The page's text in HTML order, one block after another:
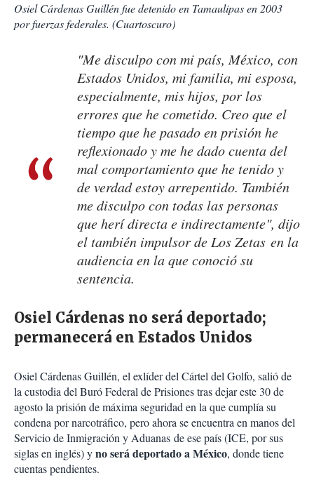
Osiel Cárdenas Guillén fue detenido en Tamaulipas en 2003
por fuerzas federales. (Cuartoscuro)
"Me disculpo con mi país, México, con
Estados Unidos, mi familia, mi esposa,
especialmente, mis hijos, por los
errores que he cometido. Creo que el
tiempo que he pasado en prisión he
reflexionado y me he dado cuenta del
mal comportamiento que he tenido y
de verdad estoy arrepentido. También
me disculpo con todas las personas
que herí directa e indirectamente", dijo
el también impulsor de Los Zetas en la
audiencia en la que conoció su
sentencia.
Osiel Cárdenas no será deportado;
permanecerá en Estados Unidos
Osiel Cárdenas Guillén, el exlíder del Cártel del Golfo, salió de
la custodia del Buró Federal de Prisiones tras dejar este 30 de
agosto la prisión de máxima seguridad en la que cumplía su
condena por narcotráfico, pero ahora se encuentra en manos del
Servicio de Inmigración y Aduanas de ese país (ICE, por sus
siglas en inglés) yno será deportado a México, donde tiene
cuentas pendientes.